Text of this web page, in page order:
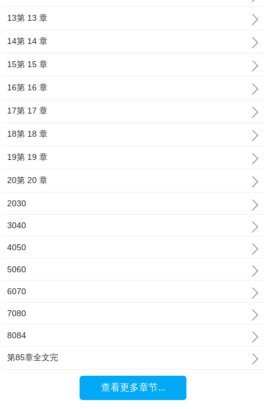
13第 13 章
14第 14 章
15第 15 章
16第 16 章
17第 17 章
18第 18 章
19第 19 章
20第 20 章
2030
3040
4050
5060
6070
7080
8084
第85章全文完
查看更多章节...